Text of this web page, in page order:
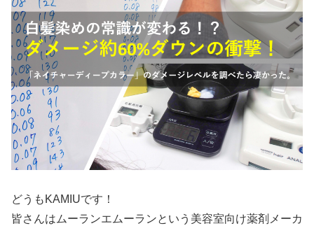
どうもKAMIUです！
皆さんはムーランエムーランという美容室向け薬剤メーカ